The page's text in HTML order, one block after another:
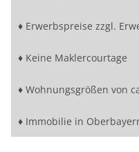
♦ Erwerbspreise zzgl.
♦ Keine Maklercourtage
♦ Wohnungsgrößen von
♦ Immobilie in